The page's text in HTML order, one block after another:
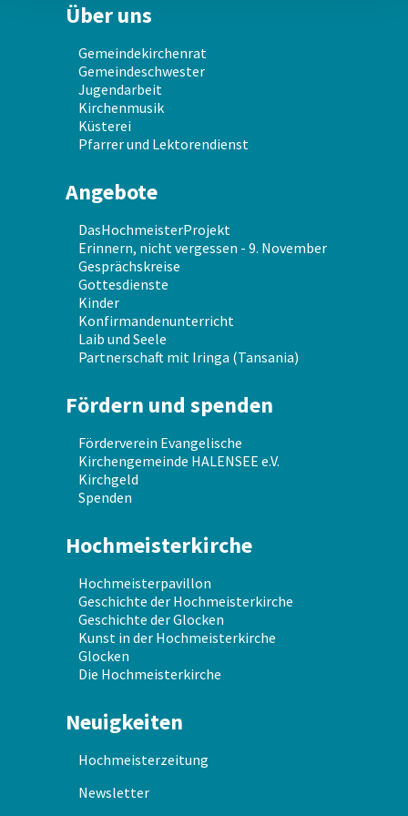
Über uns
Gemeindekirchenrat
Gemeindeschwester
Jugendarbeit
Kirchenmusik
Küsterei
Pfarrer und Lektorendienst
Angebote
DasHochmeisterProjekt
Erinnern, nicht vergessen - 9. November
Gesprächskreise
Gottesdienste
Kinder
Konfirmandenunterricht
Laib und Seele
Partnerschaft mit Iringa (Tansania)
Fördern und spenden
Förderverein Evangelische
Kirchengemeinde HALENSEE e.V.
Kirchgeld
Spenden
Hochmeisterkirche
Hochmeisterpavillon
Geschichte der Hochmeisterkirche
Geschichte der Glocken
Kunst in der Hochmeisterkirche
Glocken
Die Hochmeisterkirche
Neuigkeiten
Hochmeisterzeitung
Newsletter